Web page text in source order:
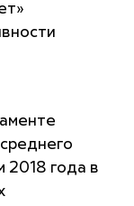
2018 года в